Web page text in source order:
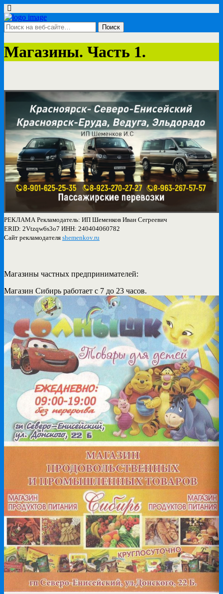
Магазины. Часть 1.
РЕКЛАМА Рекламодатель: ИП Шеменков Иван Сегреевич
ERID: 2Vtzqw6s3o7 ИНН: 240404060782
Сайт рекламодателя shemenkov.ru
Магазины частных предпринимателей:
Магазин Сибирь работает с 7 до 23 часов.